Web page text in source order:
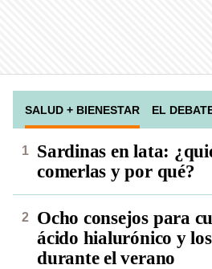
SALUD + BIENESTAR EL
Sardinas en lata:
comerlas y por qué?
Ocho consejos para
ácido hialurónico y
durante el verano